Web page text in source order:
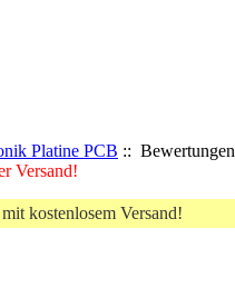
Platine PCB :: Bewertungen
Versand!
kostenlosem Versand!